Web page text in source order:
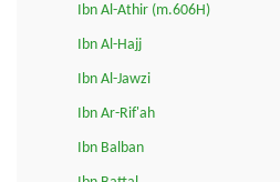
Ibn Al-Athir (m.606H)
Ibn Al-Hajj
Ibn Al-Jawzi
Ibn Ar-Rif'ah
Ibn Balban